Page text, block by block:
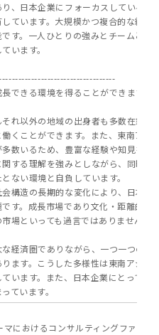
、日本企業にフォーカスしているプ
ています。大規模かつ複合的な経営
す。一人ひとりの強みとチームとし
います。
できる環境を得ることができます
れ以外の地域の出身者も多数在籍し
くことができます。また、東南アジ
数いるため、豊富な経験や知見を吸
する理解を強みとしながら、同時に
ない環境と自負しています。
構造の長期的な変化により、日本企
す。成長市場であり文化・距離的に
場といっても過言ではありません。
経済圏でありながら、一つ一つの国
ます。こうした多様性は東南アジア
います。また、日本企業にとって競
ています。
マにおけるコンサルティングファー